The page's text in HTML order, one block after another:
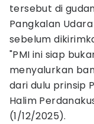
tersebut di
Pangkalan
sebelum
"PMI ini siap
menyalurkan
dari dulu prinsip
Halim
(1/12/2025).